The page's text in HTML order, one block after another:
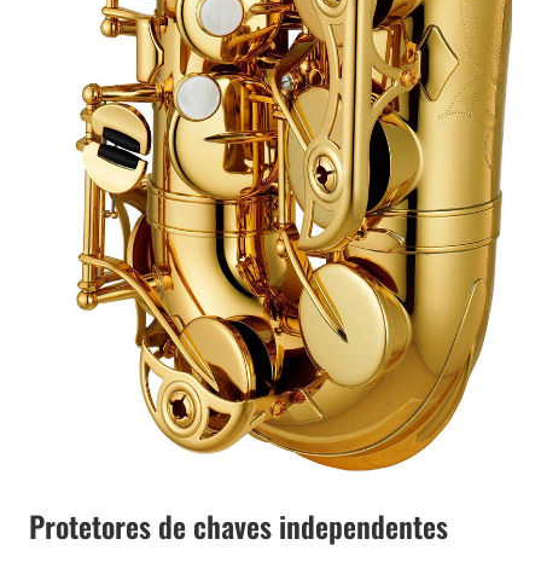
Protetores de chaves independentes